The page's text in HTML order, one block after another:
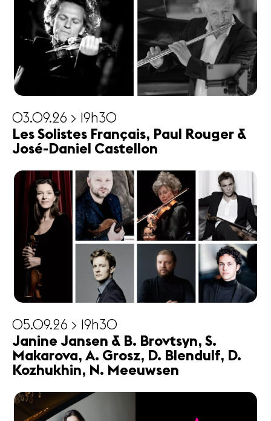
03.09.26 > 19h30
Les Solistes Français, Paul Rouger &
José-Daniel Castellon
05.09.26 > 19h30
Janine Jansen & B. Brovtsyn, S.
Makarova, A. Grosz, D. Blendulf, D.
Kozhukhin, N. Meeuwsen